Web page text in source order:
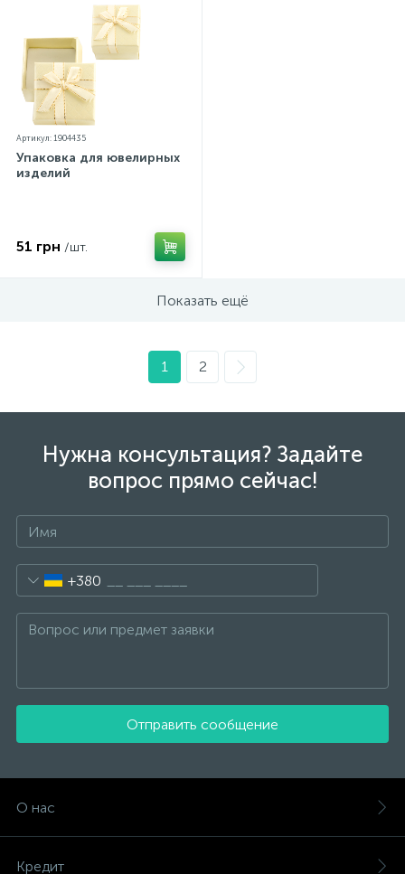
Артикул: 1904435
Упаковка для ювелирных
изделий
51 грн /шт.
Показать ещё
1 2
Нужна консультация? Задайте
вопрос прямо сейчас!
+380
Отправить сообщение
О нас
Кредит